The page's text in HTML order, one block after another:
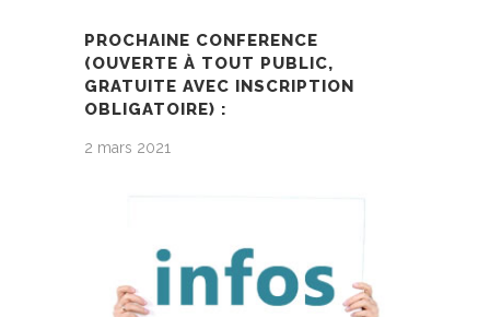
PROCHAINE CONFERENCE
(OUVERTE À TOUT PUBLIC,
GRATUITE AVEC INSCRIPTION
OBLIGATOIRE) :
2 mars 2021